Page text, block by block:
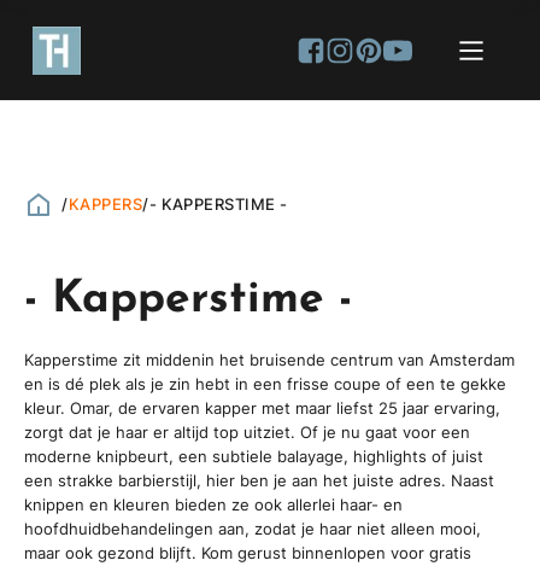
/KAPPERS/- KAPPERSTIME -
- Kapperstime -
Kapperstime zit middenin het bruisende centrum van Amsterdam
en is dé plek als je zin hebt in een frisse coupe of een te gekke
kleur. Omar, de ervaren kapper met maar liefst 25 jaar ervaring,
zorgt dat je haar er altijd top uitziet. Of je nu gaat voor een
moderne knipbeurt, een subtiele balayage, highlights of juist
een strakke barbierstijl, hier ben je aan het juiste adres. Naast
knippen en kleuren bieden ze ook allerlei haar- en
hoofdhuidbehandelingen aan, zodat je haar niet alleen mooi,
maar ook gezond blijft. Kom gerust binnenlopen voor gratis